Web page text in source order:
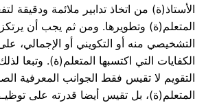
الأستاذ(ة) من اتخاذ تدابير ملائمة ودقيقة
المتعلم(ة) وتطويرها. ومن ثم يجب أن يرتكز
التشخيصي منه أو التكويني أو الإجمالي،
الكفايات التي اكتسبها المتعلم(ة). وتبعا
التقويم لا تقيس فقط الجوانب المعرفية
المتعلم(ة)، بل تقيس أيضا قدرته على